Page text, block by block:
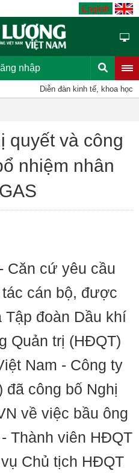
English
nhập
Diễn đàn kinh tế, khoa học, kỹ
quyết và công
nhiệm nhân
- Căn cứ yêu cầu
cán bộ, được
đoàn Dầu khí
Quản trị (HĐQT)
Nam - Công ty
đã công bố Nghị
về việc bầu ông
Thành viên HĐQT
Chủ tịch HĐQT